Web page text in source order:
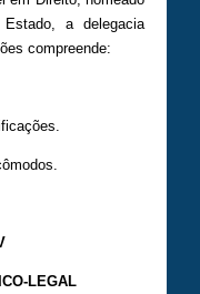
a delegacia
compreende:
LEGAL